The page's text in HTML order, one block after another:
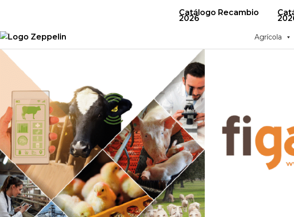
Catálogo Recambio
2026
Agrícola